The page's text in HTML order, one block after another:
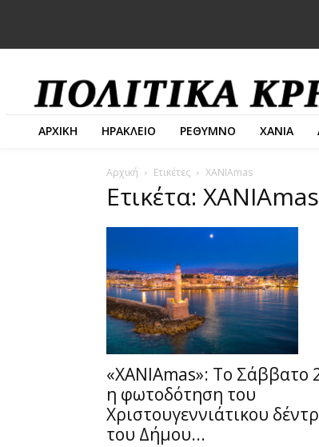
ΑΡΧΙΚΗ ΗΡΑΚΛΕΙΟ ΡΕΘΥΜΝΟ ΧΑΝΙΑ
Αρχική Ετικέτες ΧΑΝΙΑmas
Ετικέτα: ΧΑΝΙΑmas
«ΧΑΝΙΑmas»: Τo Σάββατο
η φωτοδότηση του
Χριστουγεννιάτικου
του Δήμου...